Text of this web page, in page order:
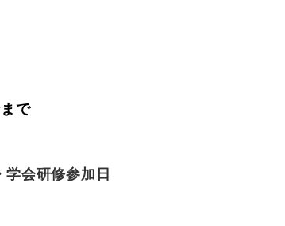
で
学会研修参加日